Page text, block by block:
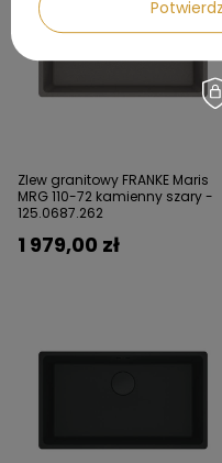
Zlew granitowy FRANKE Maris
MRG 110-72 kamienny szary -
125.0687.262
1 979,00 zł